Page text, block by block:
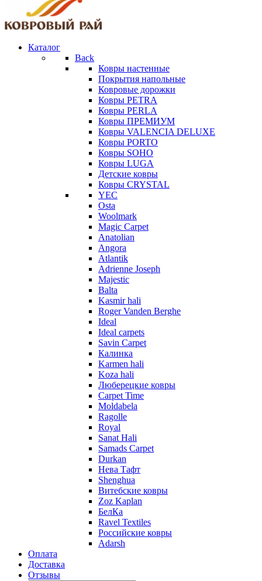
Каталог
Back
Ковры настенные
Покрытия напольные
Ковровые дорожки
Ковры PETRA
Ковры PERLA
Ковры ПРЕМИУМ
Ковры VALENCIA DELUXE
Ковры PORTO
Ковры SOHO
Ковры LUGA
Детские ковры
Ковры CRYSTAL
YEC
Osta
Woolmark
Magic Carpet
Anatolian
Angora
Atlantik
Adrienne Joseph
Majestic
Balta
Kasmir hali
Roger Vanden Berghe
Ideal
Ideal carpets
Savin Carpet
Калинка
Karmen hali
Koza hali
Люберецкие ковры
Carpet Time
Moldabela
Ragolle
Royal
Sanat Hali
Samads Carpet
Durkan
Нева Тафт
Shenghua
Витебские ковры
Zoz Kaplan
БелКа
Ravel Textiles
Российские ковры
Adarsh
Оплата
Доставка
Отзывы